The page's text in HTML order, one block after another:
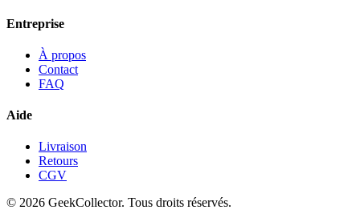
Entreprise
À propos
Contact
FAQ
Aide
Livraison
Retours
CGV
© 2026 GeekCollector. Tous droits réservés.